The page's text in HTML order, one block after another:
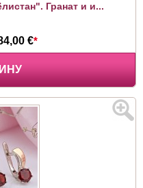
Гранат и и...
€*